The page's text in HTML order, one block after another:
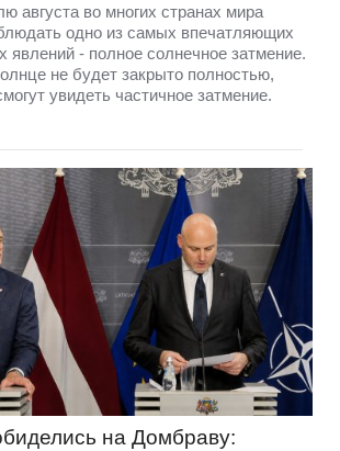
августа во многих странах мира
одно из самых впечатляющих
явлений - полное солнечное затмение.
не будет закрыто полностью,
увидеть частичное затмение.
на Домбраву: